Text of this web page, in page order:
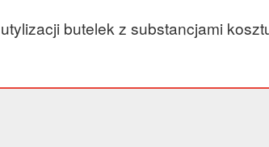
butelek z substancjami